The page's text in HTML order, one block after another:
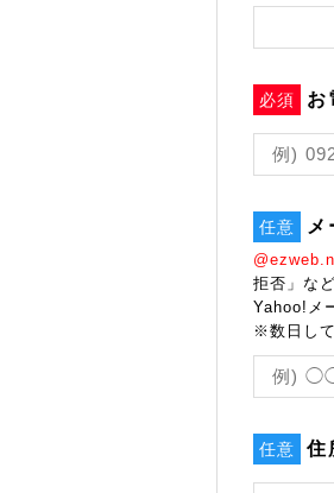
必須 お
任意 メ
拒否」な
Yahoo!メ
※数日し
任意 住